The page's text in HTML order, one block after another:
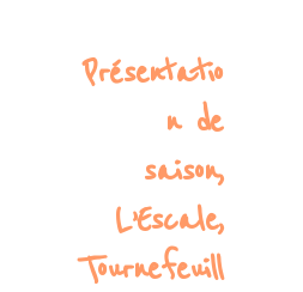
Présentatio
n de
saison,
L’Escale,
Tournefeuill